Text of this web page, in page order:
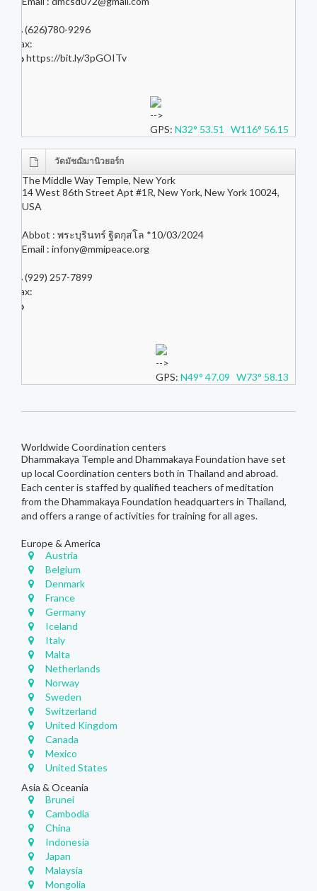
(626)780-9296
Fax:
https://bit.ly/3pGOITv
-->
GPS: N32° 53.51 W116° 56.15
วัดมัชฌิมานิวยอร์ก
The Middle Way Temple, New York
14 West 86th Street Apt #1R, New York, New York 10024,
USA
Abbot : พระบุรินทร์ ฐิตกุสโล *10/03/2024
Email : infony@mmipeace.org
(929) 257-7899
Fax:
-->
GPS: N49° 47.09 W73° 58.13
Worldwide Coordination centers
Dhammakaya Temple and Dhammakaya Foundation have set
up local Coordination centers both in Thailand and abroad.
Each center is staffed by qualified teachers of meditation
from the Dhammakaya Foundation headquarters in Thailand,
and offers a range of activities for training for all ages.
Europe & America
Austria
Belgium
Denmark
France
Germany
Iceland
Italy
Malta
Netherlands
Norway
Sweden
Switzerland
United Kingdom
Canada
Mexico
United States
Asia & Oceania
Brunei
Cambodia
China
Indonesia
Japan
Malaysia
Mongolia